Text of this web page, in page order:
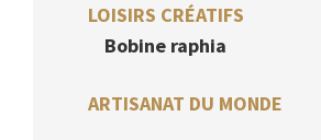
LOISIRS CRÉATIFS
Bobine raphia
ARTISANAT DU MONDE